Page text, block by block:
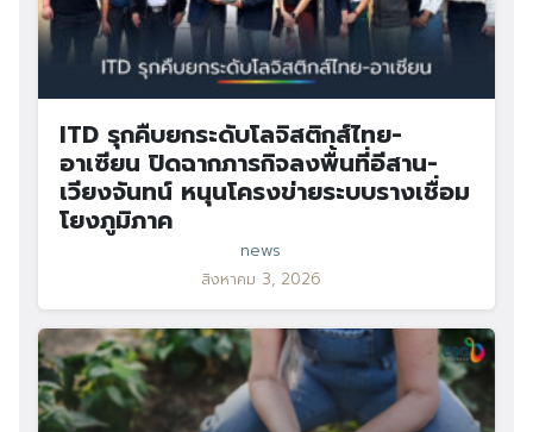
ITD รุกคืบยกระดับโลจิสติกส์ไทย-
อาเซียน ปิดฉากภารกิจลงพื้นที่อีสาน-
เวียงจันทน์ หนุนโครงข่ายระบบรางเชื่อม
โยงภูมิภาค
news
สิงหาคม 3, 2026